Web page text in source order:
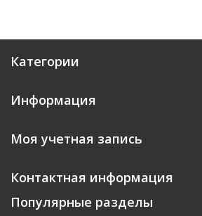
Категории
Информация
Моя учетная запись
Контактная информация
Популярные разделы